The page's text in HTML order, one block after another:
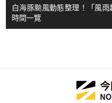
白海豚颱風動態整理！「風雨
時間一覽